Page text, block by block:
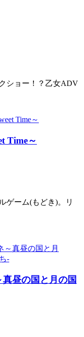
ショー！？乙女ADV
Time～
ゲーム(もどき)。リ
昼の国と月の国